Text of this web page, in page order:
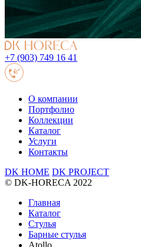
+7 (903) 749 16 41
О компании
Портфолио
Коллекции
Каталог
Услуги
Контакты
DK HOME DK PROJECT
© DK-HORECA 2022
Главная
Каталог
Стулья
Барные стулья
Atollo